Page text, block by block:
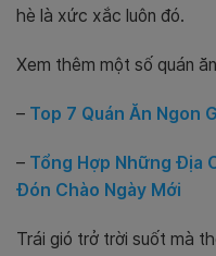
hè là xức xắc luôn đó.
Xem thêm một số quán
– Top 7 Quán Ăn Ngon
– Tổng Hợp Những Địa
Đón Chào Ngày Mới
Trái gió trở trời suốt mà